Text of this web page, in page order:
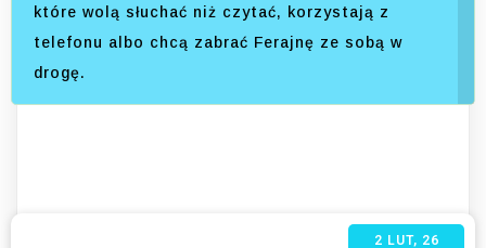
które wolą słuchać niż czytać, korzystają z
telefonu albo chcą zabrać Ferajnę ze sobą w
drogę.
2 LUT, 26